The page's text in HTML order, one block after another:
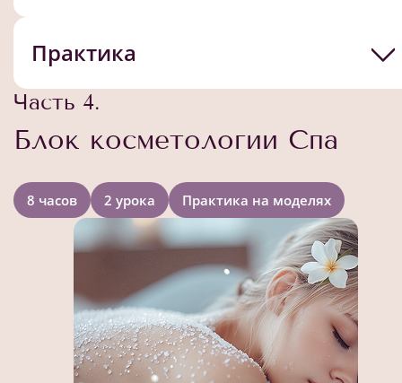
Практика
Часть 4.
Блок косметологии Спа
8 часов 2 урока Практика на моделях